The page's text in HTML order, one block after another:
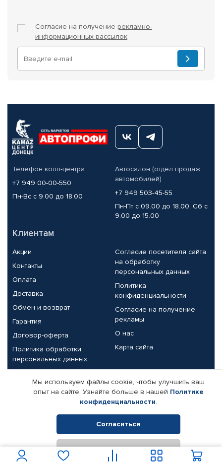
Согласие на получение рекламно-
информационных рассылок
Телефон колл-центра
+7 949 00-00-550
Пн-Вс с 9.00 до 18.00
Автосалон (отдел продаж
автомобилей)
+7 949 503-45-55
Пн-Пт с 09.00 до 18.00, Сб с
9.00 до 15.00
Клиентам
Акции
Контакты
Оплата
Доставка
Обмен и возврат
Гарантия
Договор-оферта
Политика обработки
персональных данных
Согласие посетителя сайта
на обработку
персональных данных
Политика
конфиденциальности
Согласие на получение
рекламы
О нас
Карта сайта
Партнерам
Корпоративным клиентам
Поставщикам
Реквизиты компании
© КАМАЗ ЦЕНТР ДОНЕЦК, 2015-2026. Все права защищены.
Интернет-магазин автомобильных товаров Автопрофи.
Мы используем файлы cookie, чтобы улучшить ваш
опыт на сайте. Узнайте больше в нашей Политике
конфиденциальности.
Согласиться
Отклонить